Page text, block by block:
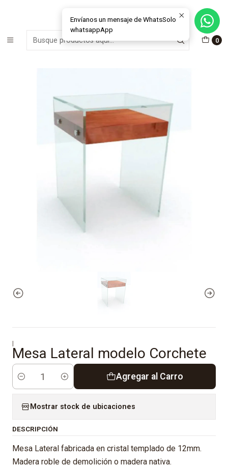
0
MÁS DE 15 AÑOS FABRICANDO E INSTALANDO SOLUCIONES DE
CRISTAL Y VENTANAS
Inicio Muebles & Deco
Mesa Lateral modelo Corchete
|
Mesa Lateral modelo Corchete
Cantidad
Agregar al Carro
Mostrar stock de ubicaciones
DESCRIPCIÓN
Mesa Lateral fabricada en cristal templado de 12mm.
Madera roble de demolición o madera nativa.
Envíanos un mensaje de WhatsSolo
whatsappApp